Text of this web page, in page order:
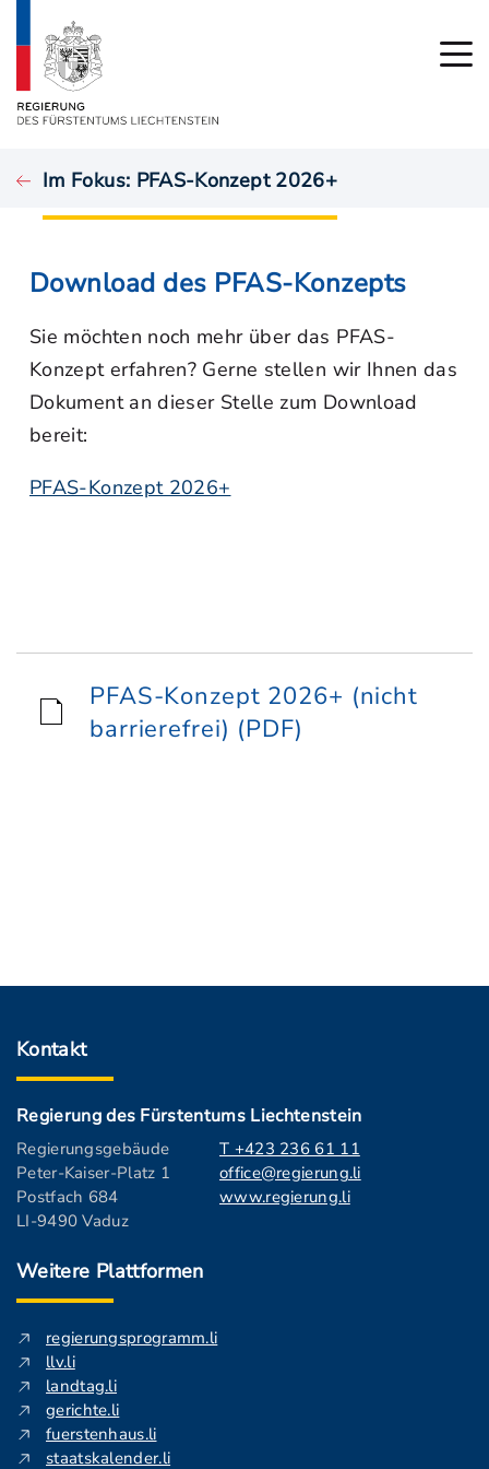
Im Fokus: PFAS-Konzept 2026+
Download des PFAS-Konzepts
Sie möchten noch mehr über das PFAS-
Konzept erfahren? Gerne stellen wir Ihnen das
Dokument an dieser Stelle zum Download
bereit:
PFAS-Konzept 2026+
PFAS-Konzept 2026+ (nicht
barrierefrei) (PDF)
Kontakt
Regierung des Fürstentums Liechtenstein
Regierungsgebäude
Peter-Kaiser-Platz 1
Postfach 684
LI-9490 Vaduz
T +423 236 61 11
office@regierung.li
www.regierung.li
Weitere Plattformen
regierungsprogramm.li
llv.li
landtag.li
gerichte.li
fuerstenhaus.li
staatskalender.li